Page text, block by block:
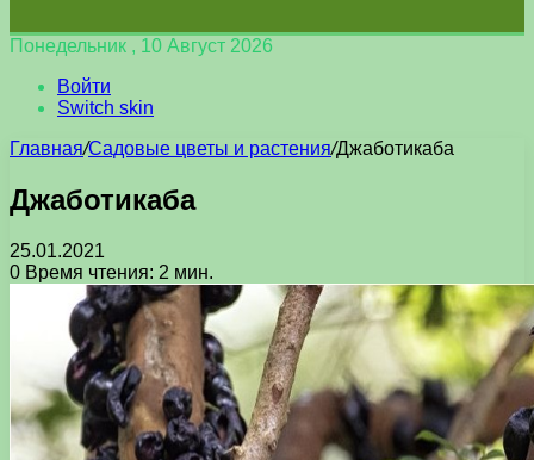
Понедельник , 10 Август 2026
Войти
Switch skin
Главная/Садовые цветы и растения/Джаботикаба
Джаботикаба
25.01.2021
0 Время чтения: 2 мин.